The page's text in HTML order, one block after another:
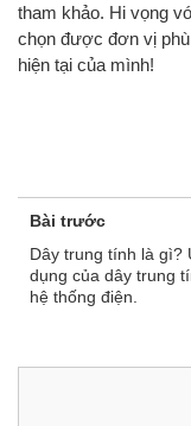
tham khảo. Hi vọng
chọn được đơn vị
hiện tại của mình!
Bài trước
Dây trung tính là gì?
dụng của dây trung
hệ thống điện.